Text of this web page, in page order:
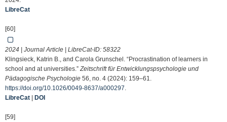
LibreCat
[60]
2024 | Journal Article | LibreCat-ID: 58322
Klingsieck, Katrin B., and Carola Grunschel. “Procrastination of learners in
school and at universities.”Zeitschrift für Entwicklungspsychologie und
Pädagogische Psychologie 56, no. 4 (2024): 159–61.
https://doi.org/10.1026/0049-8637/a000297.
LibreCat
DOI
[59]